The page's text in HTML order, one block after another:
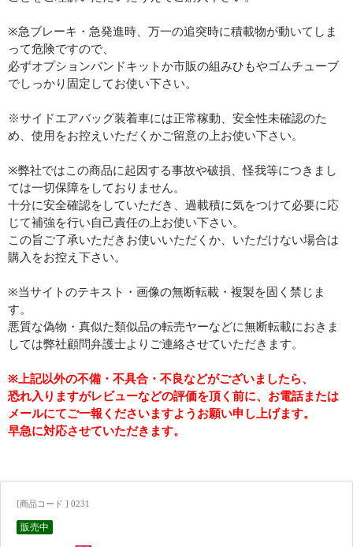
※急ブレーキ・急発進時、万一の追突時に積載物が動いてしま
って危険ですので、
必ずオプションバンドキットか市販の組みひもやゴムチューブ
でしっかり固定してお使い下さい。
※サイドエアバッグ装着車には正常稼動、安全性未確認のた
め、使用をお控えいただくかご留意の上お使い下さい。
※弊社ではこの商品に起因する事故や破損、怪我等につきまし
ては一切保障をしておりません。
十分に安全確認をしていただき、過載積に気をつけて必要に応
じて補強を行い自己責任の上お使い下さい。
この旨ご了承いただきお使いいただくか、いただけない場合は
購入をお控え下さい。
※当サイトのテキスト・画像の無断転載・複製を固く禁じま
す。
悪質な偽物・真似た類似品の転売ヤーなどに無断転載におきま
しては弊社顧問弁護士よりご連絡させていただきます。
※上記以外の不備・不具合・不良などがございましたら、
恐れ入りますがレビューなどの評価を頂く前に、お電話または
メールにてご一報くださいますようお願い申し上げます。
早急に対応させていただきます。
[商品コード ] 0231
販売中